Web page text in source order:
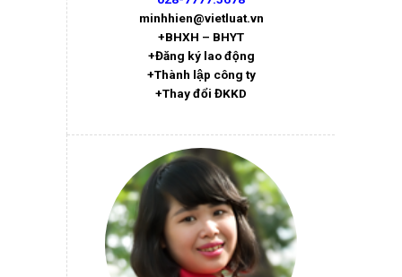
minhhien@vietluat.vn
+BHXH – BHYT
+Đăng ký lao động
+Thành lập công ty
+Thay đổi ĐKKD